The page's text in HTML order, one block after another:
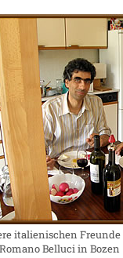
italienischen
Belluci in Bozen